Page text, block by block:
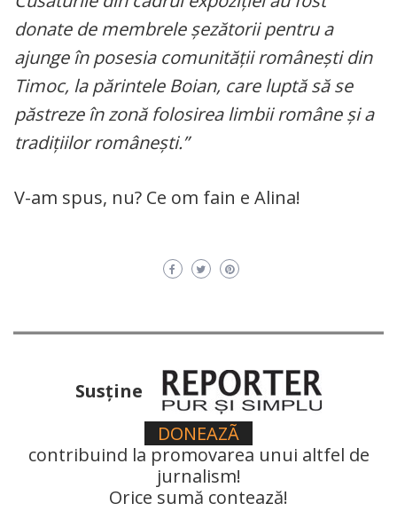
donate de membrele șezătorii pentru a
ajunge în posesia comunității românești din
Timoc, la părintele Boian, care luptă să se
păstreze în zonă folosirea limbii române și a
tradițiilor românești.”
V-am spus, nu? Ce om fain e Alina!
Susţine
DONEAZÃ
contribuind la promovarea unui altfel de
jurnalism!
Orice sumă contează!